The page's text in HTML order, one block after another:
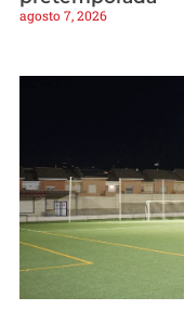
agosto 7, 2026